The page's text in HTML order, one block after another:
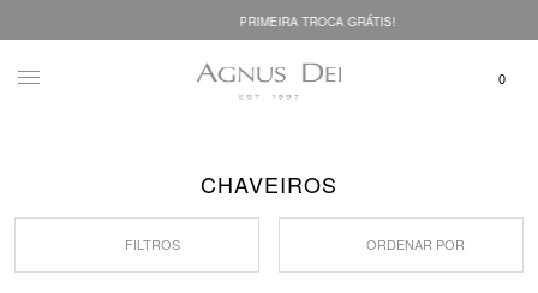
PRIMEIRA TROCA GRÁTIS!
CHAVEIROS
FILTROS ORDENAR POR